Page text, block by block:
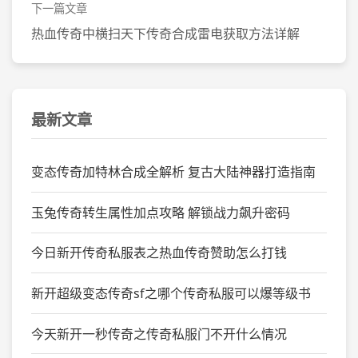
下一篇文章
热血传奇中横扫天下传奇合成雷电获取方法详解
最新文章
变态传奇加特林合成全解析 复古大陆神器打造指南
玉兔传奇转生属性加点攻略 解锁战力飙升密码
今日新开传奇私服表之热血传奇赞助怎么打钱
新开超级变态传奇sf之哪个传奇私服可以爆等级书
今天新开一秒传奇之传奇私服门不开什么情况